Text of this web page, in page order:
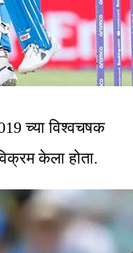
च्या विश्वचषक
केला होता.